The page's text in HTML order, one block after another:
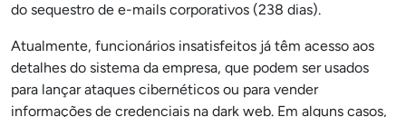
do sequestro de e-mails corporativos (238 dias).
Atualmente, funcionários insatisfeitos já têm acesso aos
detalhes do sistema da empresa, que podem ser usados
para lançar ataques cibernéticos ou para vender
informações de credenciais na dark web. Em alguns casos,